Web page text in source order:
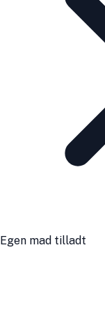
Egen mad tilladt